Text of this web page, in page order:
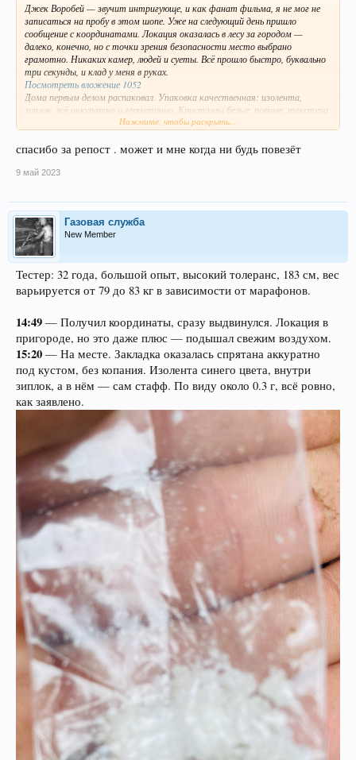
Джек Воробей — звучит интригующе, и как фанат фильма, я не мог не
записаться на пробу в этом шопе. Уже на следующий день пришло
сообщение с координатами. Локация оказалась в лесу за городом —
далеко, конечно, но с точки зрения безопасности место выбрано
грамотно. Никаких камер, людей и суеты. Всё прошло быстро, буквально
три секунды, и клад у меня в руках.
Посмотреть вложение 1052
Дома первым делом распаковал. Упаковка качественная: изолента,
зиплок, всё аккуратно и герметично. Кристаллы белые, ровные, текстура
внушает доверие. Не стал затягивать и приготовил фольгу. Сначала
без рывков, но мощный. Эйфория настигла моментально — всё вокруг
Посмотреть вложение 1051
границы реальности. Прогулялся по квартире, потом пригласил соседа, и
вместе добавили ещё 0.09 на новую фольгу. После этого захотелось
просто расслабиться. Примерно до 22:00 курили, болтали, а потом
решили разбавить всё водкой. Тут я переборщил, и отключился так,
будто меня накрыли лопатой.
Выводы:
Вещество:8/10. Качественный стафф.
Упаковка:9/10. Без нареканий.
Место: 8/10. Надёжно, но далековато.
Оператор:
9/10. Работает чётко.
Джек Воробей не подкачал, думаю, ещё вернусь к ним за новым товаром.
Нажмите, чтобы раскрыть...
спасибо за репост . может и мне когда ни будь повезёт
9 май 2023
Газовая служба
New Member
Тестер: 32 года, большой опыт, высокий толеранс, 183 см, вес
варьируется от 79 до 83 кг в зависимости от марафонов.
14:49 — Получил координаты, сразу выдвинулся. Локация в
пригороде, но это даже плюс — подышал свежим воздухом.
15:20 — На месте. Закладка оказалась спрятана аккуратно
под кустом, без копания. Изолента синего цвета, внутри
зиплок, а в нём — сам стафф. По виду около 0.3 г, всё ровно,
как заявлено.